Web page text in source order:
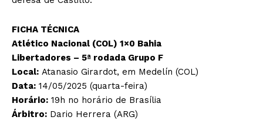
FICHA TÉCNICA
Atlético Nacional (COL) 1×0 Bahia
Libertadores – 5ª rodada Grupo F
Local: Atanasio Girardot, em Medelín (COL)
Data: 14/05/2025 (quarta-feira)
Horário: 19h no horário de Brasília
Árbitro: Dario Herrera (ARG)